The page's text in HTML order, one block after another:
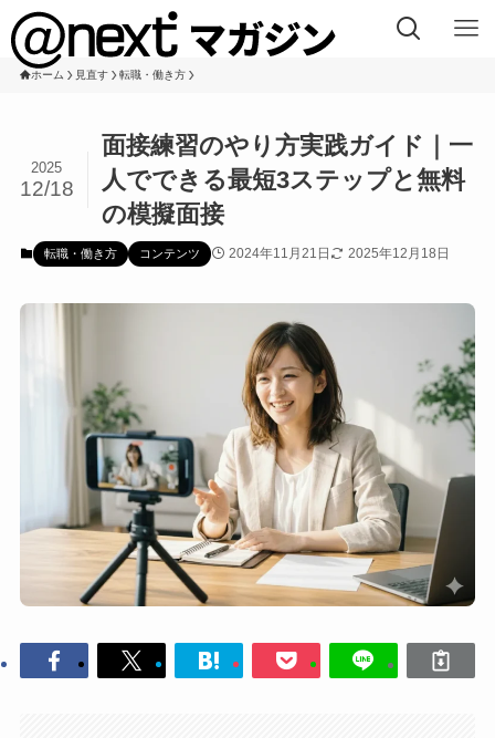
ホーム 見直す 転職・働き方
面接練習のやり方実践ガイド｜一
人でできる最短3ステップと無料
の模擬面接
2025
12/18
転職・働き方 コンテンツ 2024年11月21日 2025年12月18日